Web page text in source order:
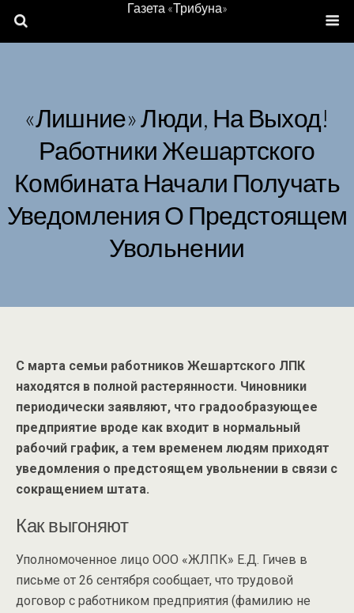
Газета «Трибуна»
«Лишние» Люди, На Выход!
Работники Жешартского
Комбината Начали Получать
Уведомления О Предстоящем
Увольнении
С марта семьи работников Жешартского ЛПК
находятся в полной растерянности. Чиновники
периодически заявляют, что градообразующее
предприятие вроде как входит в нормальный
рабочий график, а тем временем людям приходят
уведомления о предстоящем увольнении в связи с
сокращением штата.
Как выгоняют
Уполномоченное лицо ООО «ЖЛПК» Е.Д. Гичев в
письме от 26 сентября сообщает, что трудовой
договор с работником предприятия (фамилию не